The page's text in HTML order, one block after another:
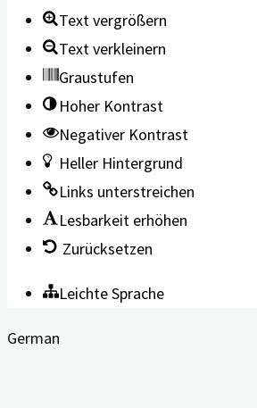
Text vergrößern
Text verkleinern
Graustufen
Hoher Kontrast
Negativer Kontrast
Heller Hintergrund
Links unterstreichen
Lesbarkeit erhöhen
Zurücksetzen
Leichte Sprache
German